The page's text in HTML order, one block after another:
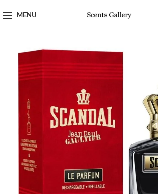
MENU